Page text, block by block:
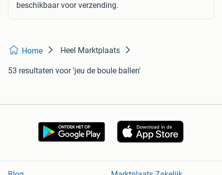
beschikbaar voor verzending.
Home Heel Marktplaats
53 resultaten voor 'jeu de boule ballen'